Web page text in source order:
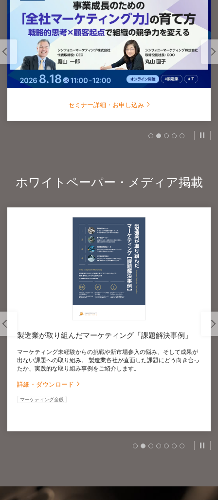
セミナー詳細・お申し込み
ホワイトペーパー・メディア掲載
製造業が取り組んだマーケティング「課題解決事例」
マーケティング未経験からの挑戦や新市場参入の悩み、そして成果が
出ない課題への取り組み。 製造業各社が直面した課題にどう向き合っ
たか、実践的な取り組み事例をご紹介します。
詳細・ダウンロード
マーケティング全般